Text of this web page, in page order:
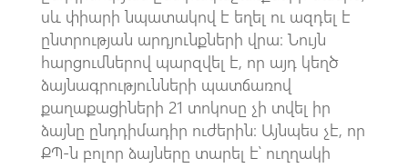
սև փիարի նպատակով է եղել ու ազդել է
ընտրության արդյունքների վրա։ Նույն
հարցումներով պարզվել է, որ այդ կեղծ
ձայնագրությունների պատճառով
քաղաքացիների 21 տոկոսը չի տվել իր
ձայնը ընդդիմադիր ուժերին։ Այնպես չէ, որ
ՔՊ-ն բոլոր ձայները տարել է՝ ուղղակի